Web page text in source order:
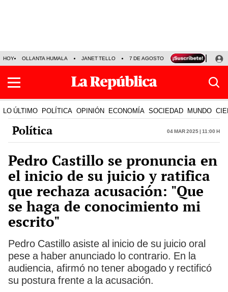
HOY OLLANTA HUMALA JANET TELLO 7 DE AGOSTO TINKA RESULTADOS
LO ÚLTIMO POLÍTICA OPINIÓN ECONOMÍA SOCIEDAD MUNDO
Política 04 Mar 2025 | 11:00 h
Pedro Castillo se pronuncia en
el inicio de su juicio y ratifica
que rechaza acusación: "Que
se haga de conocimiento mi
escrito"
Pedro Castillo asiste al inicio de su juicio oral
pese a haber anunciado lo contrario. En la
audiencia, afirmó no tener abogado y rectificó
su postura frente a la acusación.